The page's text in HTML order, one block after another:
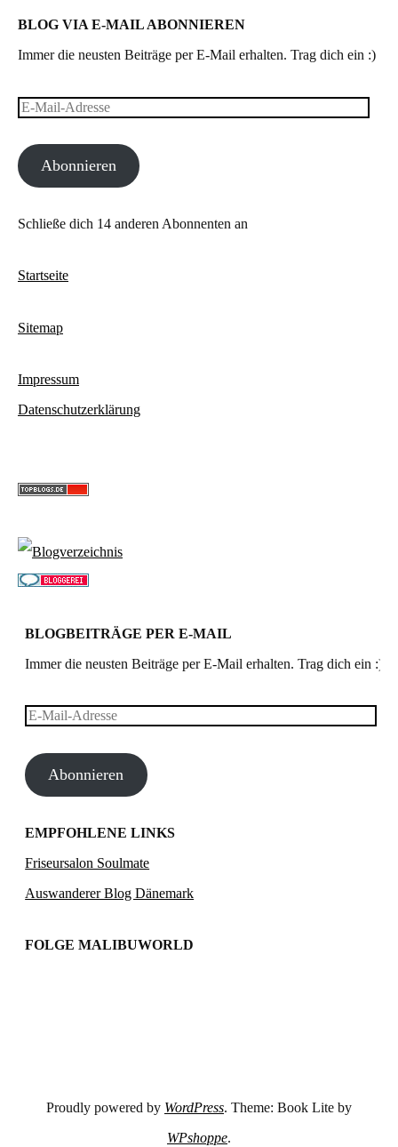
BLOG VIA E-MAIL ABONNIEREN
Immer die neusten Beiträge per E-Mail erhalten. Trag dich ein :)
E-
AdresseAbonnieren
Schließe dich 14 anderen Abonnenten an
Startseite
Sitemap
Impressum
Datenschutzerklärung
BLOGBEITRÄGE PER E-MAIL
Immer die neusten Beiträge per E-Mail erhalten. Trag dich ein :)
E-
AdresseAbonnieren
EMPFOHLENE LINKS
Friseursalon Soulmate
Auswanderer Blog Dänemark
FOLGE MALIBUWORLD
Proudly powered by WordPress. Theme: Book Lite by
WPshoppe.